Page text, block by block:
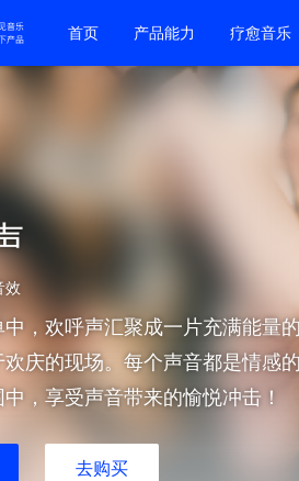
首页 产品能力 疗愈音乐
效
，欢呼声汇聚成一片充满能量
庆的现场。每个声音都是情感
，享受声音带来的愉悦冲击！
去购买